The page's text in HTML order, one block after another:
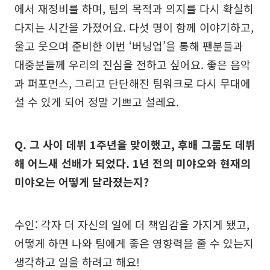
에서 재정비를 하며, 팀의 목적과 의지를 다시 확실히
다지는 시간을 가졌어요. 다섯 명이 함께 이야기하고,
울고 웃으며 준비한 이번 ‘버닝업’을 통해 팬분들과
대중분들께 우리의 진심을 전하고 싶어요. 좋은 음악
과 퍼포먼스, 그리고 단단해진 팀워크로 다시 무대에
설 수 있게 되어 정말 기쁘고 설레요.
Q. 그 사이 데뷔 1주년을 맞이했고, 후배 그룹도 데뷔
해 어느새 선배가 되었다. 1년 전의 미야오와 현재의
미야오는 어떻게 달라졌는지?
수인: 각자 더 자신의 일에 더 책임감을 가지게 됐고,
어떻게 하면 나와 팀에게 좋은 영향력을 줄 수 있는지
생각하고 일을 하려고 해요!